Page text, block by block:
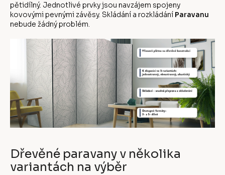
pětidílný. Jednotlivé prvky jsou navzájem spojeny
kovovými pevnými závěsy. Skládání a rozkládání Paravanu
nebude žádný problém.
Dřevěné paravany v několika
variantách na výběr